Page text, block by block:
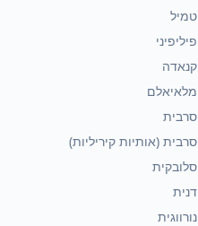
טמיל
פיליפיני
קנאדה
מלאיאלם
סרבית
סרבית (אותיות קיריליות)
סלובקית
דנית
נורווגית